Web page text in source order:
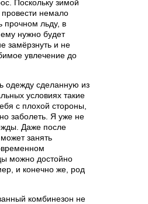
Поскольку зимой
немало
прочном льду, в
нужно будет
замёрзнуть и не
увлечение до
одежду сделанную из
условиях такие
с плохой стороны,
заболеть. Я уже не
Даже после
занять
можно достойно
и конечно же, род
комбинезон не